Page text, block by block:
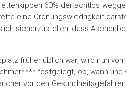
60% der achtlos
eine Ordnungswiedrigkeit
sicherzustellen, dass
früher üblich war, wird nun
festgelegt, ob, wann und
vor den